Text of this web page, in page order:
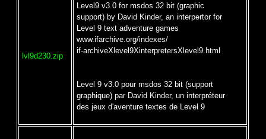
lvl9d230.zip
Level9 v3.0 for msdos 32 bit (graphic
support) by David Kinder, an interpertor for
Level 9 text adventure games
www.ifarchive.org/indexes/
if-archiveXlevel9XinterpretersXlevel9.html
Level 9 v3.0 pour msdos 32 bit (support
graphique) par David Kinder, un interpréteur
des jeux d'aventure textes de Level 9